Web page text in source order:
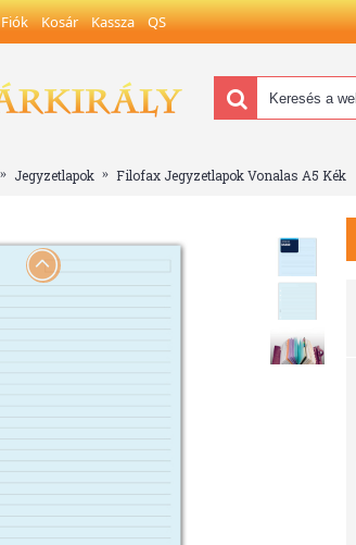
Fiók Kosár Kassza QS
Jegyzetlapok Filofax Jegyzetlapok Vonalas A5 Kék